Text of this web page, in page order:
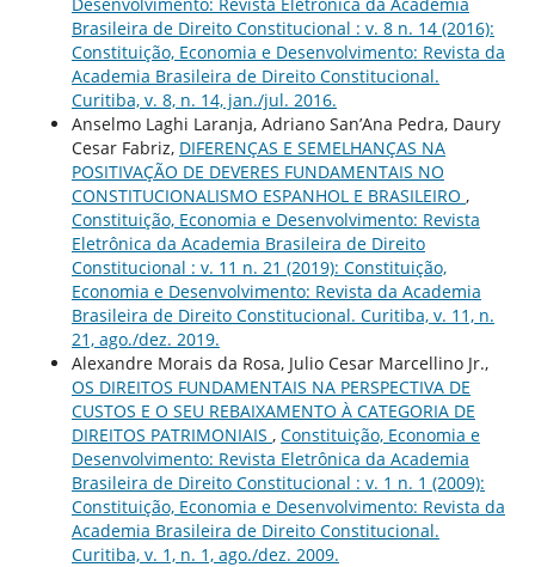
Brasileira de Direito Constitucional : v. 8 n. 14 (2016):
Constituição, Economia e Desenvolvimento: Revista da
Academia Brasileira de Direito Constitucional.
Curitiba, v. 8, n. 14, jan./jul. 2016.
Anselmo Laghi Laranja, Adriano San’Ana Pedra, Daury
Cesar Fabriz, DIFERENÇAS E SEMELHANÇAS NA
POSITIVAÇÃO DE DEVERES FUNDAMENTAIS NO
CONSTITUCIONALISMO ESPANHOL E BRASILEIRO ,
Constituição, Economia e Desenvolvimento: Revista
Eletrônica da Academia Brasileira de Direito
Constitucional : v. 11 n. 21 (2019): Constituição,
Economia e Desenvolvimento: Revista da Academia
Brasileira de Direito Constitucional. Curitiba, v. 11, n.
21, ago./dez. 2019.
Alexandre Morais da Rosa, Julio Cesar Marcellino Jr.,
OS DIREITOS FUNDAMENTAIS NA PERSPECTIVA DE
CUSTOS E O SEU REBAIXAMENTO À CATEGORIA DE
DIREITOS PATRIMONIAIS , Constituição, Economia e
Desenvolvimento: Revista Eletrônica da Academia
Brasileira de Direito Constitucional : v. 1 n. 1 (2009):
Constituição, Economia e Desenvolvimento: Revista da
Academia Brasileira de Direito Constitucional.
Curitiba, v. 1, n. 1, ago./dez. 2009.